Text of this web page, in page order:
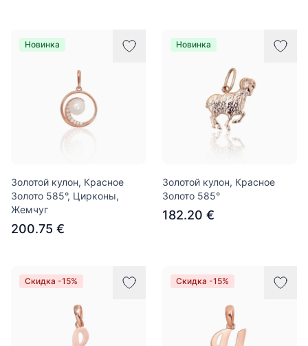
Новинка
Золотой кулон, Красное
Золото 585°, Цирконы,
Жемчуг
200.75 €
Новинка
Золотой кулон, Красное
Золото 585°
182.20 €
Скидка -15% Скидка -15%